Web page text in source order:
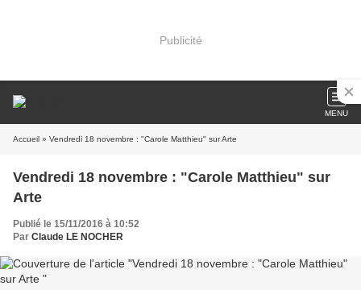
Publicité
MENU
Accueil » Vendredi 18 novembre : "Carole Matthieu" sur Arte
Vendredi 18 novembre : "Carole Matthieu" sur
Arte
Publié le 15/11/2016 à 10:52
Par Claude LE NOCHER